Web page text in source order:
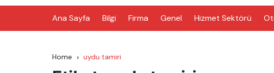
Ana Sayfa Bilgi Firma Genel Hizmet Sektörü
Home uydu tamiri